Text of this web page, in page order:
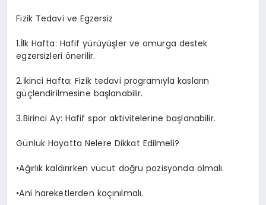
Fizik Tedavi ve Egzersiz
1.İlk Hafta: Hafif yürüyüşler ve omurga destek
egzersizleri önerilir.
2.İkinci Hafta: Fizik tedavi programıyla kasların
güçlendirilmesine başlanabilir.
3.Birinci Ay: Hafif spor aktivitelerine başlanabilir.
Günlük Hayatta Nelere Dikkat Edilmeli?
•Ağırlık kaldırırken vücut doğru pozisyonda olmalı.
•Ani hareketlerden kaçınılmalı.